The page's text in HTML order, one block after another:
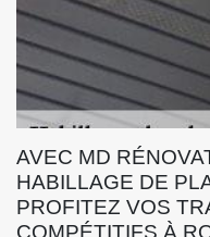
AVEC MD
HABILLAGE DE
PROFITEZ VOS
COMPÉTITIFS À